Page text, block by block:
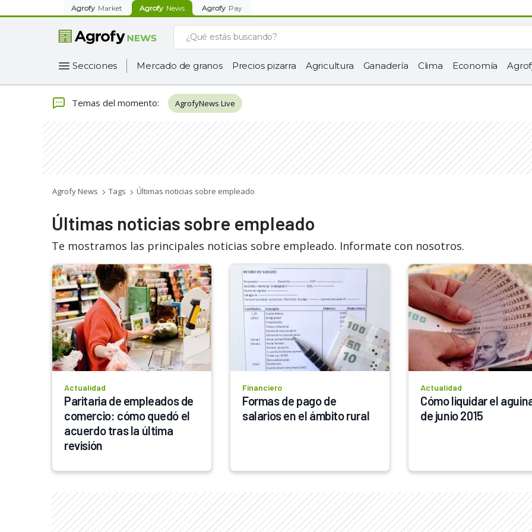
Agrofy Market Agrofy News Agrofy Pay
Secciones Mercado de granos Precios pizarra Agricultura Ganadería Clima Economía
Temas del momento: AgrofyNews Live
Agrofy News Tags Últimas noticias sobre empleado
Últimas noticias sobre empleado
Te mostramos las principales noticias sobre empleado. Informate con nosotros.
Actualidad
Paritaria de empleados de
comercio: cómo quedó el
acuerdo tras la última
Financiero
Formas de pago de
salarios en el ámbito rural
Actualidad
Cómo liquidar el
de junio 2015